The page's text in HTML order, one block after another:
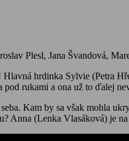
Plesl, Jana Švandová,
hrdinka Sylvie (Petra
rukami a ona už to ďalej
Kam by sa však mohla
Anna (Lenka Vlasáková) je